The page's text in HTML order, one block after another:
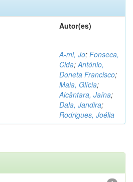
Autor(es)
A-mi, Jo; Fonseca,
Cida;António,
Doneta Francisco;
Maia, Glícia;
Alcântara, Jaína;
Dala, Jandira;
Rodrigues, Joélia